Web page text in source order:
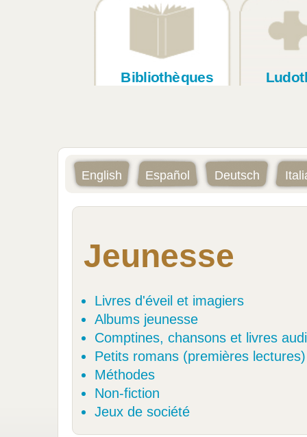
Bibliothèques
English Español Deutsch
Jeunesse
Livres d'éveil et imagiers
Albums jeunesse
Comptines, chansons et livres
Petits romans (premières lectures)
Méthodes
Non-fiction
Jeux de société